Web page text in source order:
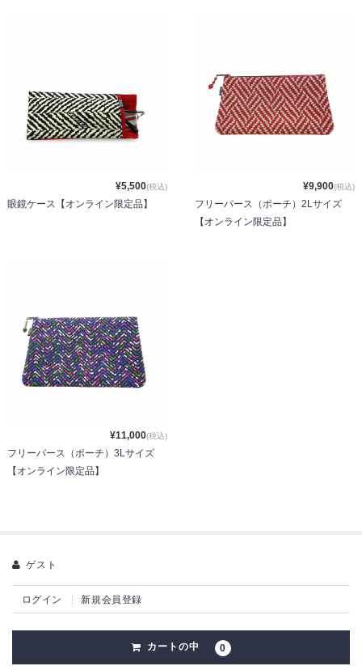
¥5,500(税込)
眼鏡ケース【オンライン限定品】
¥9,900(税込)
フリーパース（ポーチ）2Lサイズ
【オンライン限定品】
¥11,000(税込)
フリーパース（ポーチ）3Lサイズ
【オンライン限定品】
ゲスト
ログイン 新規会員登録
カートの中 0